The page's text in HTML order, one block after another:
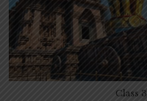
Class 3